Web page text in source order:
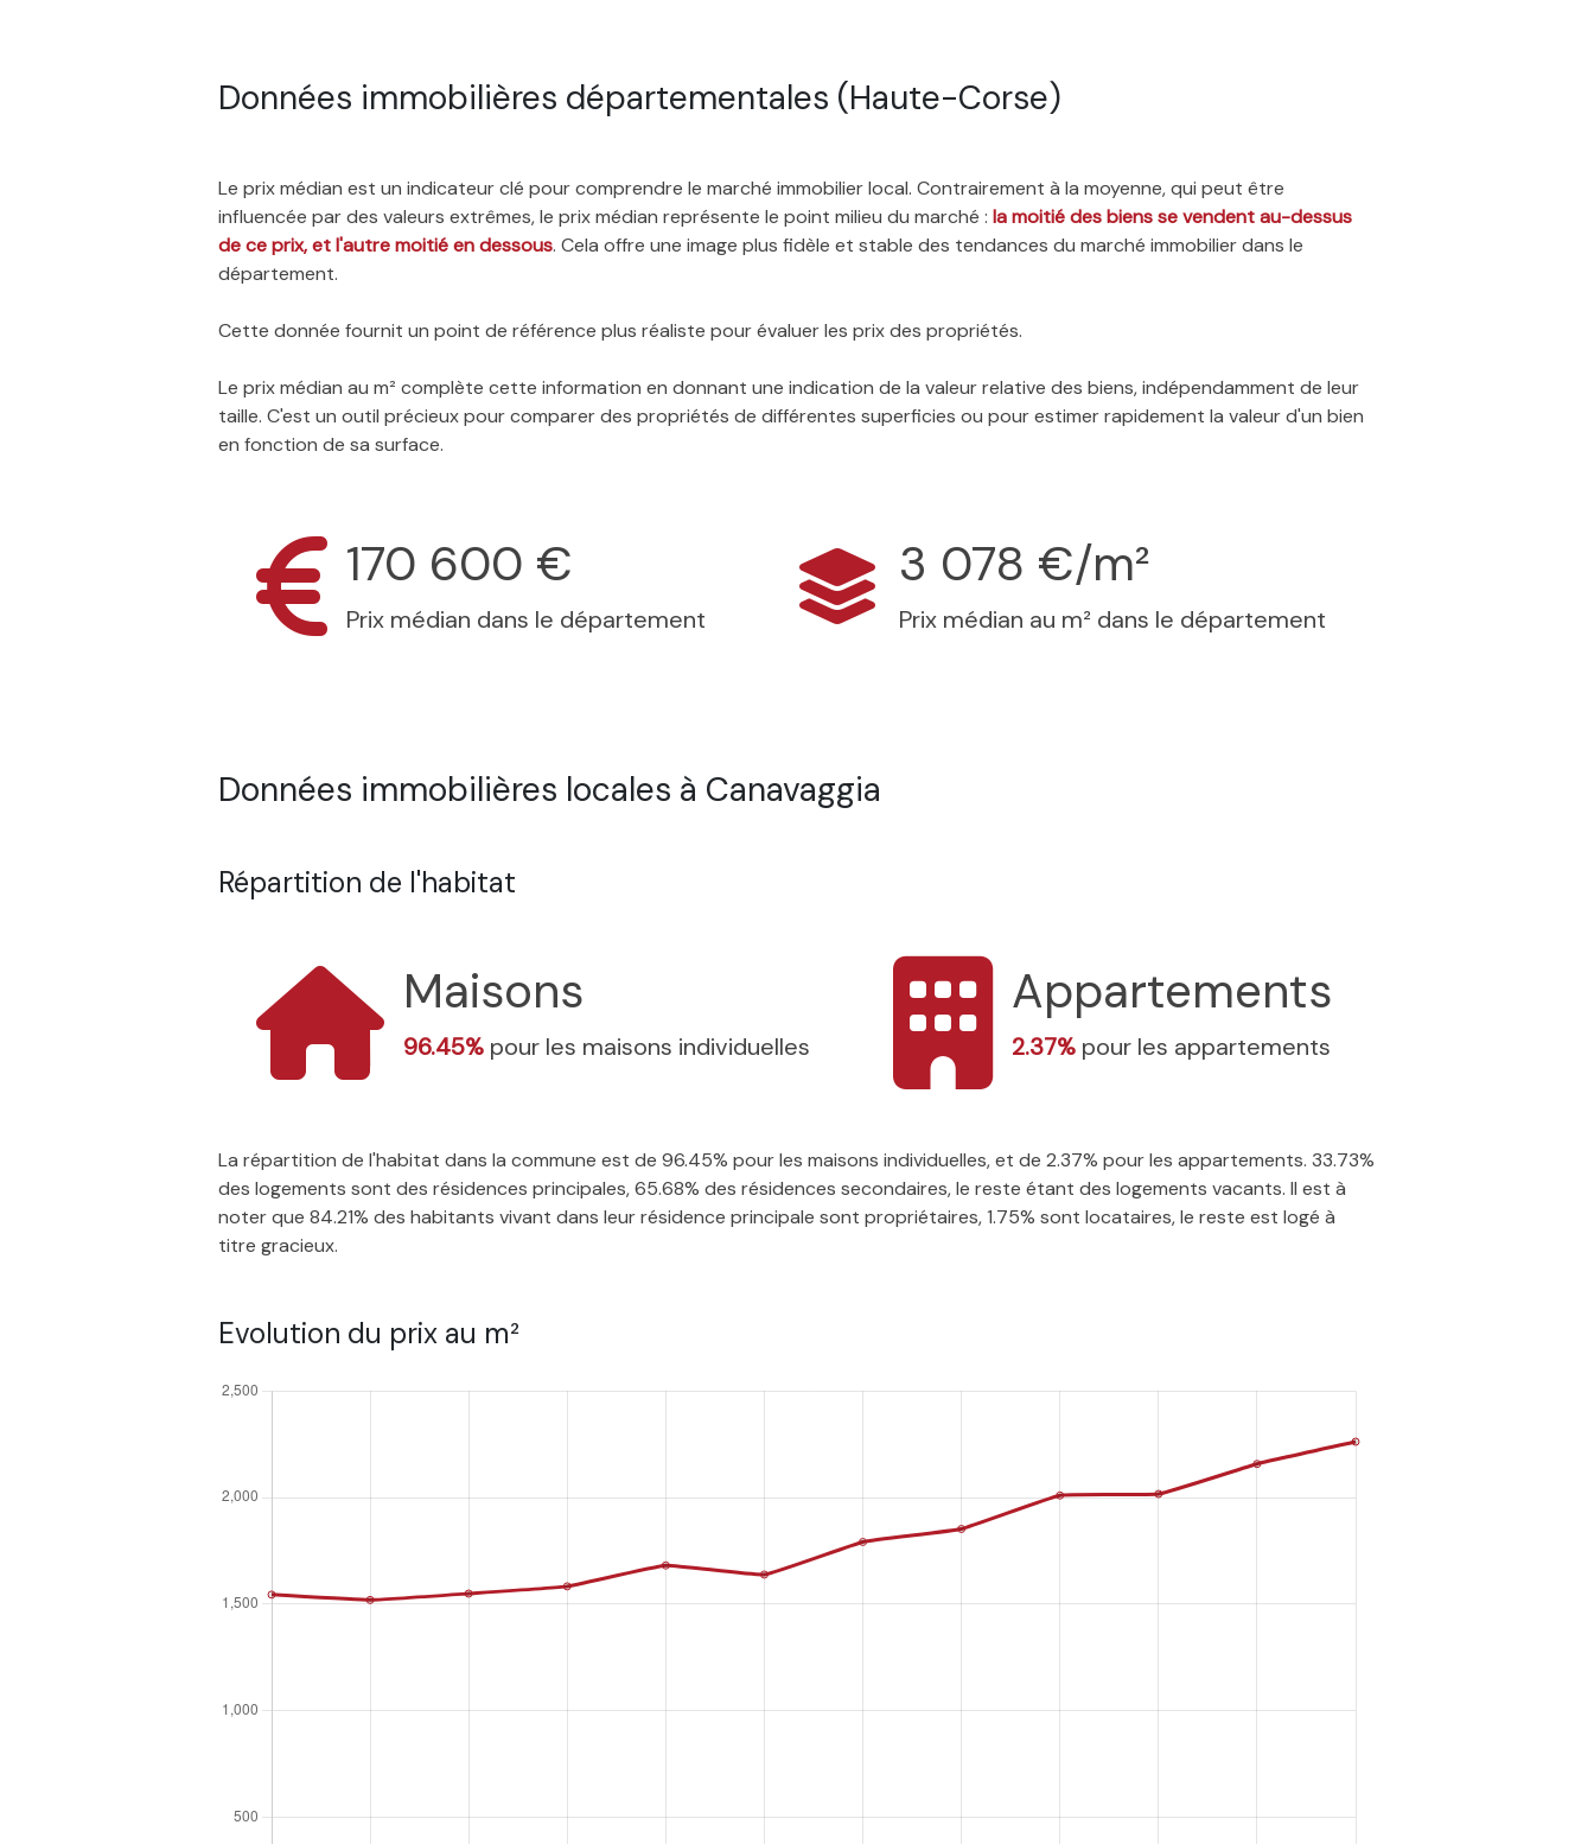
Données immobilières départementales (Haute-Corse)
Le prix médian est un indicateur clé pour comprendre le marché immobilier local. Contrairement à la moyenne, qui peut être
influencée par des valeurs extrêmes, le prix médian représente le point milieu du marché : la moitié des biens se vendent au-dessus
de ce prix, et l'autre moitié en dessous. Cela offre une image plus fidèle et stable des tendances du marché immobilier dans le
département.
Cette donnée fournit un point de référence plus réaliste pour évaluer les prix des propriétés.
Le prix médian au m² complète cette information en donnant une indication de la valeur relative des biens, indépendamment de leur
taille. C'est un outil précieux pour comparer des propriétés de différentes superficies ou pour estimer rapidement la valeur d'un bien
en fonction de sa surface.
170 600 €
Prix médian dans le département
3 078 €/m²
Prix médian au m² dans le département
Données immobilières locales à Canavaggia
Répartition de l'habitat
Maisons
96.45% pour les maisons individuelles
Appartements
2.37% pour les appartements
La répartition de l'habitat dans la commune est de 96.45% pour les maisons individuelles, et de 2.37% pour les appartements. 33.73%
des logements sont des résidences principales, 65.68% des résidences secondaires, le reste étant des logements vacants. Il est à
noter que 84.21% des habitants vivant dans leur résidence principale sont propriétaires, 1.75% sont locataires, le reste est logé à
titre gracieux.
Evolution du prix au m²